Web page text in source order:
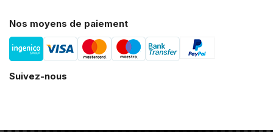
Nos moyens de paiement
Suivez-nous